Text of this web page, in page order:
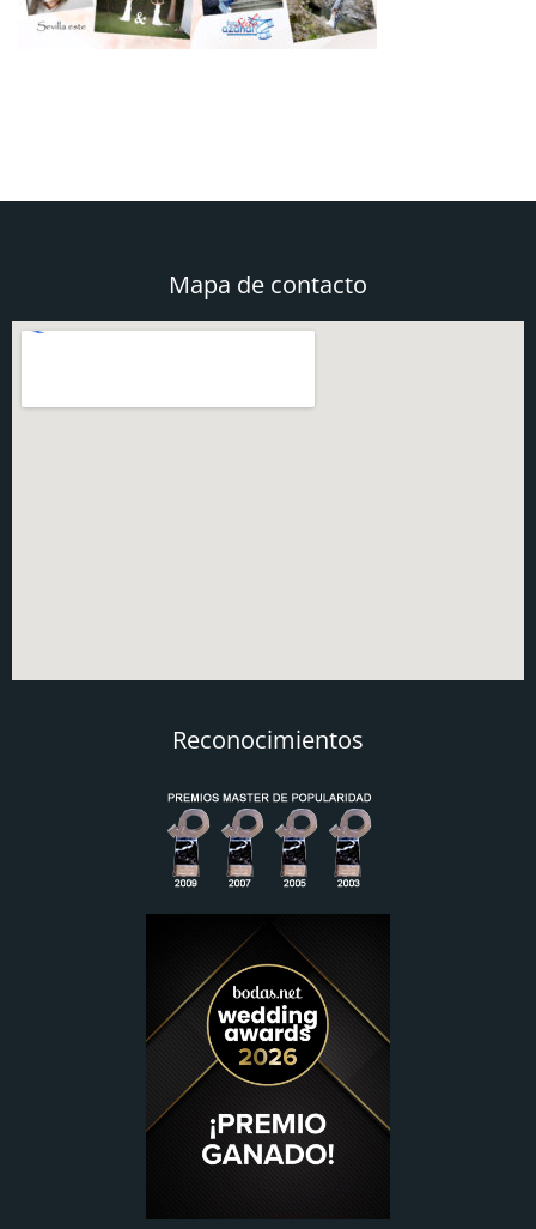
Mapa de contacto
Reconocimientos